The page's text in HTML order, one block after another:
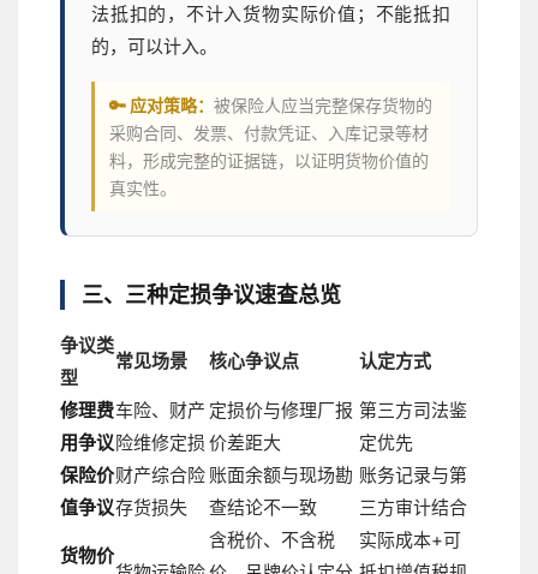
法抵扣的，不计入货物实际价值；不能抵扣
的，可以计入。
🔑 应对策略： 被保险人应当完整保存货物的
采购合同、发票、付款凭证、入库记录等材
料，形成完整的证据链，以证明货物价值的
真实性。
三、三种定损争议速查总览
争议类
型
常见场景 核心争议点 认定方式
修理费
用争议
车险、财产
险维修定损
定损价与修理厂报
价差距大
第三方司法鉴
定优先
保险价
值争议
财产综合险
存货损失
账面余额与现场勘
查结论不一致
账务记录与第
三方审计结合
货物价
含税价、不含税
实际成本+可